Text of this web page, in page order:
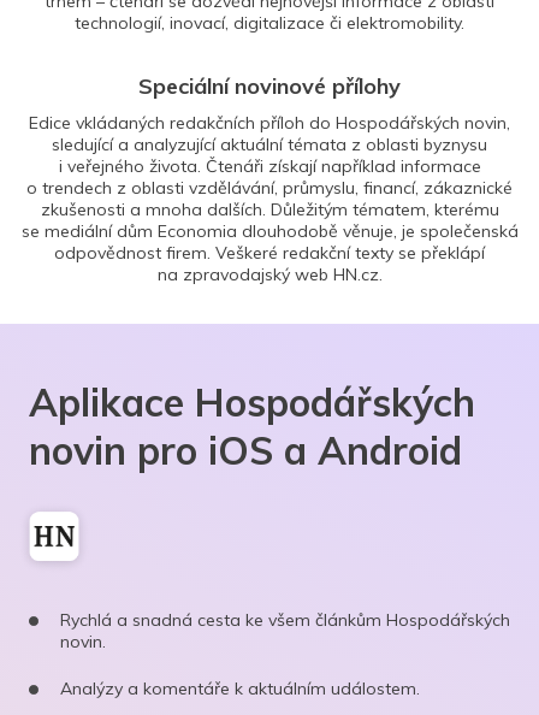
technologií, inovací, digitalizace či elektromobility.
Speciální novinové přílohy
Edice vkládaných redakčních příloh do Hospodářských novin,
sledující a analyzující aktuální témata z oblasti byznysu
i veřejného života. Čtenáři získají například informace
o trendech z oblasti vzdělávání, průmyslu, financí, zákaznické
zkušenosti a mnoha dalších. Důležitým tématem, kterému
se mediální dům Economia dlouhodobě věnuje, je společenská
odpovědnost firem. Veškeré redakční texty se překlápí
na zpravodajský web HN.cz.
Aplikace Hospodářských
novin pro iOS a Android
Rychlá a snadná cesta ke všem článkům Hospodářských
novin.
Analýzy a komentáře k aktuálním událostem.